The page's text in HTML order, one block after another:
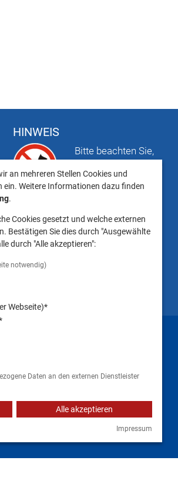
HINWEIS
Bitte beachten Sie,
von Tieren ins
gestattet ist.
an mehreren Stellen Cookies und
ein. Weitere Informationen dazu finden
.
Cookies gesetzt und welche externen
Bestätigen Sie dies durch "Ausgewählte
durch "Alle akzeptieren":
notwendig)
Webseite)*
Daten an den externen Dienstleister
Alle akzeptieren
Impressum